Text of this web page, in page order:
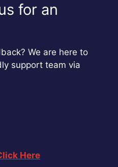
for an
We are here to
support team via
Here